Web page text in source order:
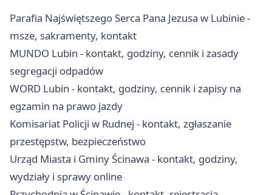
Parafia Najświętszego Serca Pana Jezusa w Lubinie -
msze, sakramenty, kontakt
MUNDO Lubin - kontakt, godziny, cennik i zasady
segregacji odpadów
WORD Lubin - kontakt, godziny, cennik i zapisy na
egzamin na prawo jazdy
Komisariat Policji w Rudnej - kontakt, zgłaszanie
przestępstw, bezpieczeństwo
Urząd Miasta i Gminy Ścinawa - kontakt, godziny,
wydziały i sprawy online